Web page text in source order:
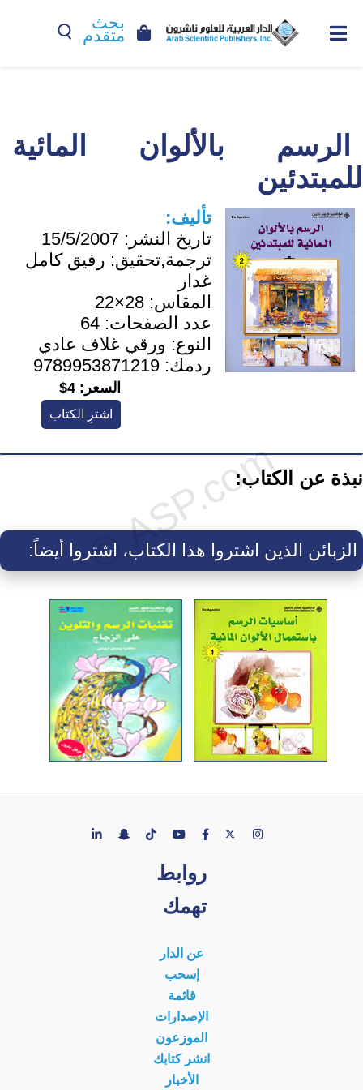
بحث
متقدم
الرسم بالألوان المائية
للمبتدئين
تأليف:
تاريخ النشر: 15/5/2007
ترجمة,تحقيق: رفيق كامل
غدار
المقاس: 28×22
عدد الصفحات: 64
النوع: ورقي غلاف عادي
ردمك: 9789953871219
السعر: 4$
اشترِ الكتاب
نبذة عن الكتاب:
الزبائن الذين اشتروا هذا الكتاب، اشتروا أيضاً:
روابط
تهمك
عن الدار
إسحب
قائمة
الإصدارات
الموزعون
انشر كتابك
الأخبار